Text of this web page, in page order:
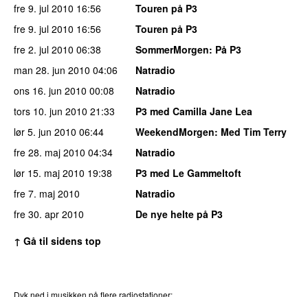
fre 9. jul 2010 16:56
Touren på P3
fre 9. jul 2010 16:56
Touren på P3
fre 2. jul 2010 06:38 SommerMorgen: På P3
man 28. jun 2010 04:06
Natradio
ons 16. jun 2010 00:08
Natradio
tors 10. jun 2010 21:33
P3 med Camilla Jane Lea
lør 5. jun 2010 06:44 WeekendMorgen: Med Tim Terry
fre 28. maj 2010 04:34
Natradio
lør 15. maj 2010 19:38
P3 med Le Gammeltoft
fre 7. maj 2010
Natradio
fre 30. apr 2010
De nye helte på P3
↑ Gå til sidens top
Dyk ned i musikken på flere radiostationer: